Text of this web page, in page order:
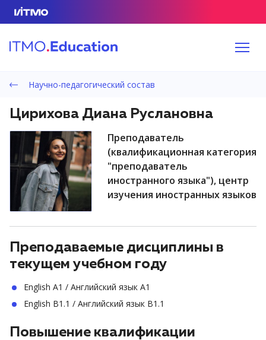
Научно-педагогический состав
Цирихова Диана Руслановна
преподаватель
(квалификационная категория
"преподаватель
иностранного языка"), центр
изучения иностранных языков
Преподаваемые дисциплины в
текущем учебном году
English A1 / Английский язык A1
English B1.1 / Английский язык B1.1
Повышение квалификации